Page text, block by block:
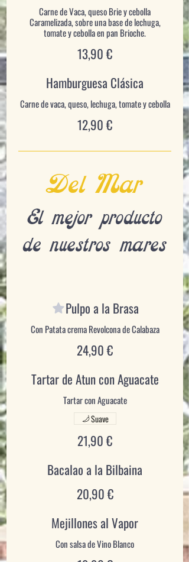
Carne de Vaca, queso Brie y cebolla
Caramelizada, sobre una base de lechuga,
13,90 €
Hamburguesa Clásica
Carne de vaca, queso, lechuga, tomate y cebolla
12,90 €
Del Mar
El mejor producto
de nuestros mares
Pulpo a la Brasa
Con Patata crema Revolcona de Calabaza
24,90 €
Tartar de Atun con Aguacate
Tartar con Aguacate
21,90 €
Suave
Bacalao a la Bilbaina
20,90 €
Mejillones al Vapor
Con salsa de Vino Blanco